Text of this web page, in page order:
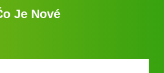
Je Nové